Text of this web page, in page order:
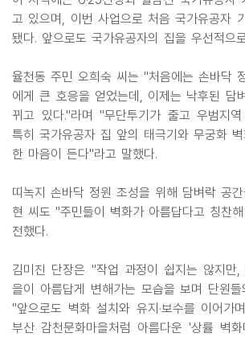
고 있으며, 이번 사업으로 처음 국가유공자
됐다. 앞으로도 국가유공자의 집을 우선적으
율천동 주민 오희숙 씨는 "처음에는 손바닥
에게 큰 호응을 얻었는데, 이제는 낙후된 담
뀌고 있다."라며 "무단투기가 줄고 우범지
특히 국가유공자 집 앞의 태극기와 무궁화
한 마음이 든다"라고 말했다.
띠녹지 손바닥 정원 조성을 위해 담벼락 공
현 씨도 "주민들이 벽화가 아름답다고 칭찬
전했다.
김미진 단장은 "작업 과정이 쉽지는 않지만
을이 아름답게 변해가는 모습을 보며 단원
"앞으로도 벽화 설치와 유지·보수를 이어가
부산 감천문화마을처럼 아름다운 '상률 벽